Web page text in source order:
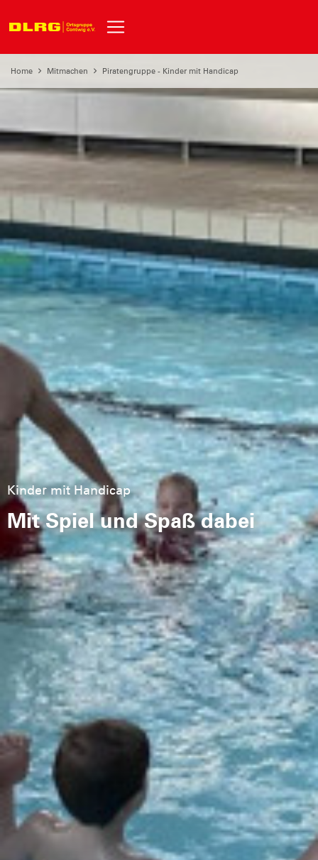
Home Mitmachen Piratengruppe - Kinder mit Handicap
Kinder mit Handicap
Mit Spiel und Spaß dabei